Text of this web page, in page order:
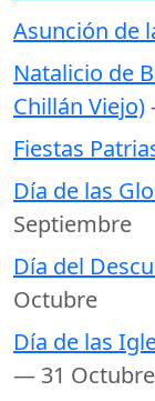
Asunción de
Natalicio de
Chillán Viejo)
Fiestas
Día de las
Septiembre
Día del
Octubre
Día de las
— 31 Octubre